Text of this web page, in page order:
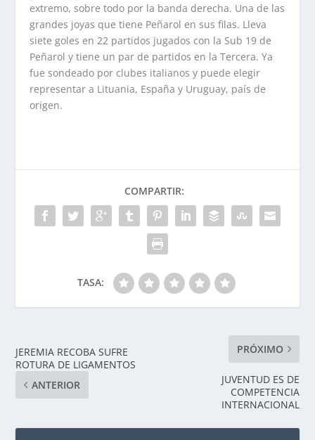
extremo, sobre todo por la banda derecha. Una de las
grandes joyas que tiene Peñarol en sus filas. Lleva
siete goles en 22 partidos jugados con la Sub 19 de
Peñarol y tiene un par de partidos en la Tercera. Ya
fue sondeado por clubes italianos y puede elegir
representar a Lituania, España y Uruguay, país de
origen.
COMPARTIR:
TASA:
JEREMIA RECOBA SUFRE
ROTURA DE LIGAMENTOS
ANTERIOR
PRÓXIMO
JUVENTUD ES DE
COMPETENCIA
INTERNACIONAL